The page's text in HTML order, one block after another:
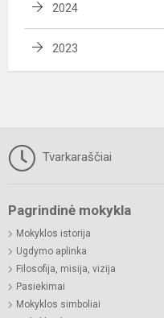
2024
2023
Tvarkaraščiai
Pagrindinė mokykla
Mokyklos istorija
Ugdymo aplinka
Filosofija, misija, vizija
Pasiekimai
Mokyklos simboliai